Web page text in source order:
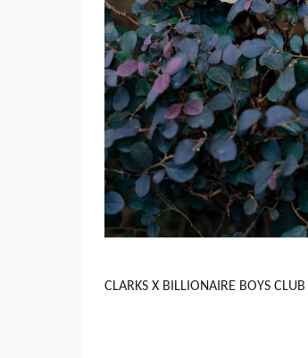
CLARKS X BILLIONAIRE BOYS CLUB